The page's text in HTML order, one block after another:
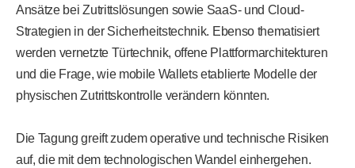
Ansätze bei Zutrittslösungen sowie SaaS- und Cloud-
Strategien in der Sicherheitstechnik. Ebenso thematisiert
werden vernetzte Türtechnik, offene Plattformarchitekturen
und die Frage, wie mobile Wallets etablierte Modelle der
physischen Zutrittskontrolle verändern könnten.
Die Tagung greift zudem operative und technische Risiken
auf, die mit dem technologischen Wandel einhergehen.